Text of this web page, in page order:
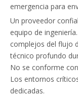
emergencia para
Un proveedor
equipo de
complejos del flujo
técnico profundo
No se conforme
Los entornos
dedicadas.